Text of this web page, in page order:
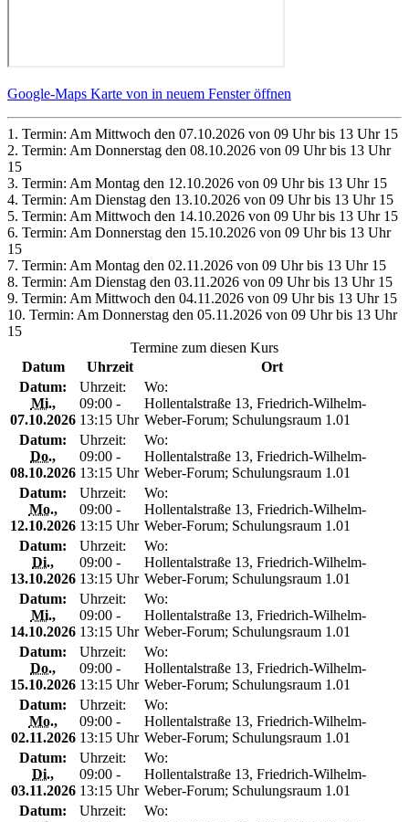
Google-Maps Karte von in neuem Fenster öffnen
1. Termin: Am Mittwoch den 07.10.2026 von 09 Uhr bis 13 Uhr 15
2. Termin: Am Donnerstag den 08.10.2026 von 09 Uhr bis 13 Uhr
15
3. Termin: Am Montag den 12.10.2026 von 09 Uhr bis 13 Uhr 15
4. Termin: Am Dienstag den 13.10.2026 von 09 Uhr bis 13 Uhr 15
5. Termin: Am Mittwoch den 14.10.2026 von 09 Uhr bis 13 Uhr 15
6. Termin: Am Donnerstag den 15.10.2026 von 09 Uhr bis 13 Uhr
15
7. Termin: Am Montag den 02.11.2026 von 09 Uhr bis 13 Uhr 15
8. Termin: Am Dienstag den 03.11.2026 von 09 Uhr bis 13 Uhr 15
9. Termin: Am Mittwoch den 04.11.2026 von 09 Uhr bis 13 Uhr 15
10. Termin: Am Donnerstag den 05.11.2026 von 09 Uhr bis 13 Uhr
15
Termine zum diesen Kurs
Datum
Uhrzeit
Ort
Datum:
Mi.,
07.10.2026
Uhrzeit:
09:00 -
13:15 Uhr
Wo:
Hollentalstraße 13, Friedrich-Wilhelm-
Weber-Forum; Schulungsraum 1.01
Datum:
Do.,
08.10.2026
Uhrzeit:
09:00 -
13:15 Uhr
Wo:
Hollentalstraße 13, Friedrich-Wilhelm-
Weber-Forum; Schulungsraum 1.01
Datum:
Mo.,
12.10.2026
Uhrzeit:
09:00 -
13:15 Uhr
Wo:
Hollentalstraße 13, Friedrich-Wilhelm-
Weber-Forum; Schulungsraum 1.01
Datum:
Di.,
13.10.2026
Uhrzeit:
09:00 -
13:15 Uhr
Wo:
Hollentalstraße 13, Friedrich-Wilhelm-
Weber-Forum; Schulungsraum 1.01
Datum:
Mi.,
14.10.2026
Uhrzeit:
09:00 -
13:15 Uhr
Wo:
Hollentalstraße 13, Friedrich-Wilhelm-
Weber-Forum; Schulungsraum 1.01
Datum:
Do.,
15.10.2026
Uhrzeit:
09:00 -
13:15 Uhr
Wo:
Hollentalstraße 13, Friedrich-Wilhelm-
Weber-Forum; Schulungsraum 1.01
Datum:
Mo.,
02.11.2026
Uhrzeit:
09:00 -
13:15 Uhr
Wo:
Hollentalstraße 13, Friedrich-Wilhelm-
Weber-Forum; Schulungsraum 1.01
Datum:
Di.,
03.11.2026
Uhrzeit:
09:00 -
13:15 Uhr
Wo:
Hollentalstraße 13, Friedrich-Wilhelm-
Weber-Forum; Schulungsraum 1.01
Datum:
Uhrzeit:
Wo: